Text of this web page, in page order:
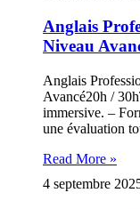
Anglais
Niveau
Anglais
Avancé20h /
immersive. –
une évaluation
Read More »
4 septembre